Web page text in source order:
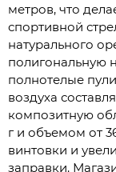
метров, что
спортивной
натурального
полигональную
полнотелые
воздуха
композитную
г и объемом от
винтовки и
заправки.